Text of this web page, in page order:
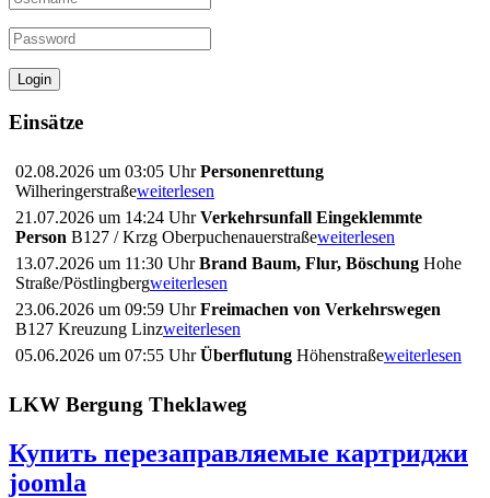
Einsätze
02.08.2026 um 03:05 UhrPersonenrettung
Wilheringerstraßeweiterlesen
21.07.2026 um 14:24 UhrVerkehrsunfall Eingeklemmte
Person B127 / Krzg Oberpuchenauerstraßeweiterlesen
13.07.2026 um 11:30 UhrBrand Baum, Flur, Böschung Hohe
Straße/Pöstlingbergweiterlesen
23.06.2026 um 09:59 UhrFreimachen von Verkehrswegen
B127 Kreuzung Linzweiterlesen
05.06.2026 um 07:55 UhrÜberflutung Höhenstraßeweiterlesen
LKW Bergung Theklaweg
Купить перезаправляемые картриджи
joomla